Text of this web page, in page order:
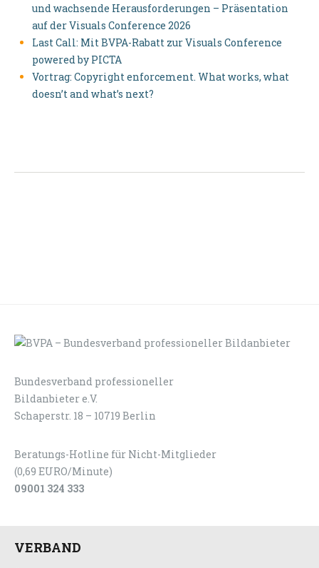
und wachsende Herausforderungen – Präsentation
auf der Visuals Conference 2026
Last Call: Mit BVPA-Rabatt zur Visuals Conference
powered by PICTA
Vortrag: Copyright enforcement. What works, what
doesn’t and what’s next?
Bundesverband professioneller
Bildanbieter e.V.
Schaperstr. 18 – 10719 Berlin
Beratungs-Hotline für Nicht-Mitglieder
(0,69 EURO/Minute)
09001 324 333
VERBAND